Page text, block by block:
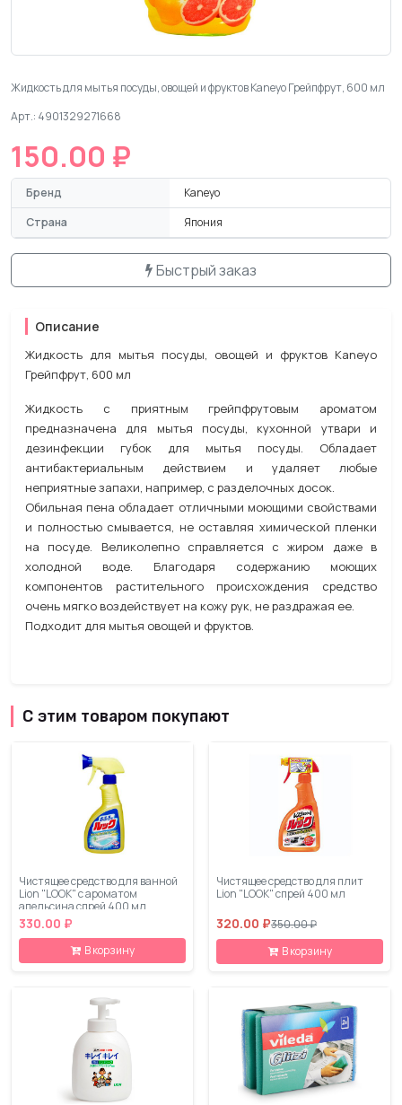
Жидкость для мытья посуды, овощей и фруктов Kaneyo Грейпфрут, 600 мл
Арт.: 4901329271668
150.00 ₽
Бренд
Kaneyo
Страна
Япония
Быстрый заказ
Описание
Жидкость для мытья посуды, овощей и фруктов Kaneyo
Грейпфрут, 600 мл
Жидкость с приятным грейпфрутовым ароматом
предназначена для мытья посуды, кухонной утвари и
дезинфекции губок для мытья посуды. Обладает
антибактериальным действием и удаляет любые
неприятные запахи, например, с разделочных досок.
Обильная пена обладает отличными моющими свойствами
и полностью смывается, не оставляя химической пленки
на посуде. Великолепно справляется с жиром даже в
холодной воде. Благодаря содержанию моющих
компонентов растительного происхождения средство
очень мягко воздействует на кожу рук, не раздражая ее.
Подходит для мытья овощей и фруктов.
С этим товаром покупают
Чистящее средство для ванной
Lion "LOOK" с ароматом
апельсина спрей 400 мл
330.00 ₽
В корзину
Чистящее средство для плит
Lion "LOOK" спрей 400 мл
320.00 ₽350.00 ₽
В корзину